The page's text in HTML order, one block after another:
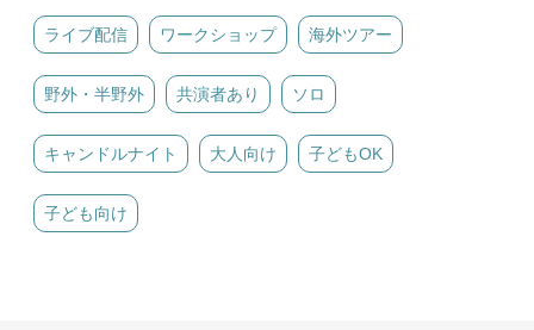
ライブ配信 ワークショップ 海外ツアー
野外・半野外 共演者あり ソロ
キャンドルナイト 大人向け 子どもOK
子ども向け